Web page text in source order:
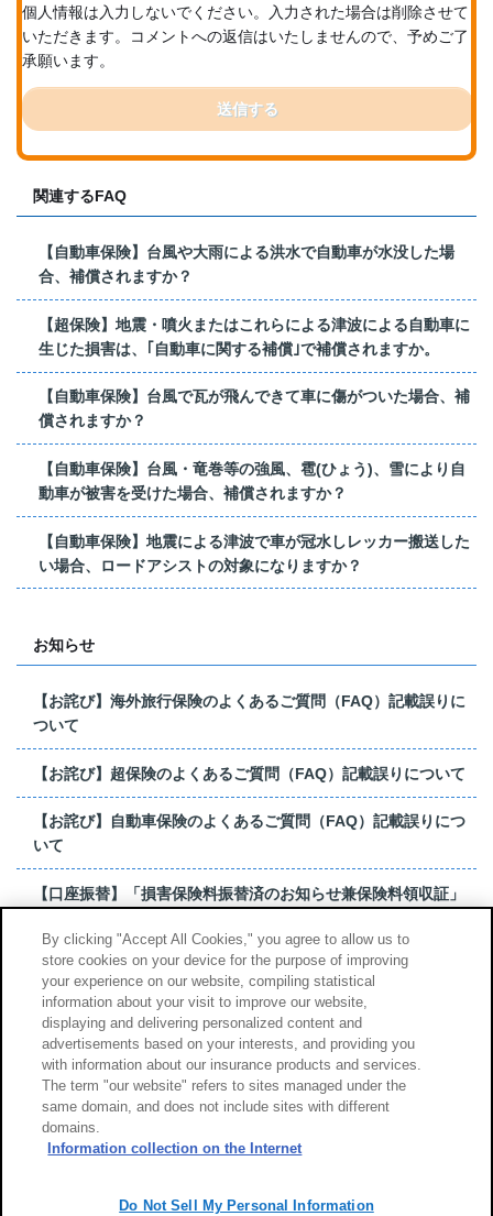
個人情報は入力しないでください。入力された場合は削除させて
いただきます。コメントへの返信はいたしませんので、予めご了
承願います。
送信する
関連するFAQ
【自動車保険】台風や大雨による洪水で自動車が水没した場
合、補償されますか？
【超保険】地震・噴火またはこれらによる津波による自動車に
生じた損害は、｢自動車に関する補償｣で補償されますか。
【自動車保険】台風で瓦が飛んできて車に傷がついた場合、補
償されますか？
【自動車保険】台風・竜巻等の強風、雹(ひょう)、雪により自
動車が被害を受けた場合、補償されますか？
【自動車保険】地震による津波で車が冠水しレッカー搬送した
い場合、ロードアシストの対象になりますか？
お知らせ
【お詫び】海外旅行保険のよくあるご質問（FAQ）記載誤りに
ついて
【お詫び】超保険のよくあるご質問（FAQ）記載誤りについて
【お詫び】自動車保険のよくあるご質問（FAQ）記載誤りにつ
いて
【口座振替】「損害保険料振替済のお知らせ兼保険料領収証」
【お詫び】超保険のよくあるご質問（FAQ）記載誤りについて
もっと見る
サイトのご利用について
勧誘方針
By clicking "Accept All Cookies," you agree to allow us to
store cookies on your device for the purpose of improving
your experience on our website, compiling statistical
information about your visit to improve our website,
displaying and delivering personalized content and
advertisements based on your interests, and providing you
with information about our insurance products and services.
The term "our website" refers to sites managed under the
same domain, and does not include sites with different
domains.
Information collection on the Internet
Do Not Sell My Personal Information